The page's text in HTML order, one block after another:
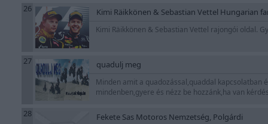
26 Kimi Räikkönen & Sebastian Vettel Hungarian
Kimi Räikkönen & Sebastian Vettel rajongói oldal.
27 quadulj meg
Minden amit a quadozással,quaddal kapcsolatban
mindenben,gyere és nézz be hozzánk,ha van
28 Fekete Sas Motoros Nemzetség, Polgárdi